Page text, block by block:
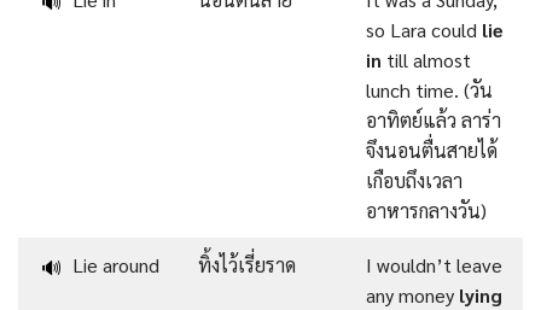
so Lara could lie
in till almost
lunch time. (วัน
อาทิตย์แล้ว ลาร่า
จึงนอนตื่นสายได้
เกือบถึงเวลา
อาหารกลางวัน)
🔊 Lie around ทิ้งไว้เรี่ยราด
I wouldn’t leave
any money lying